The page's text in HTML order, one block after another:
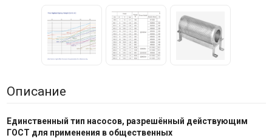
Описание
Единственный тип насосов, разрешённый действующим
ГОСТ для применения в общественных